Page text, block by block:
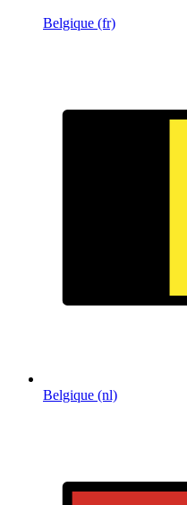
Belgique (fr)
Belgique (nl)